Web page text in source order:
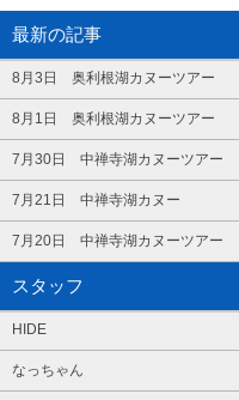
最新の記事
8月3日 奥利根湖カヌーツアー
8月1日 奥利根湖カヌーツアー
7月30日 中禅寺湖カヌーツアー
7月21日 中禅寺湖カヌー
7月20日 中禅寺湖カヌーツアー
スタッフ
HIDE
なっちゃん